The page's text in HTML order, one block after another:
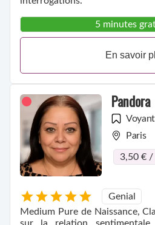
5 minutes
En savoir
Pandora
Voyant
Paris
3,50 € /
Genial
Medium Pure de Naissance,
sur la relation